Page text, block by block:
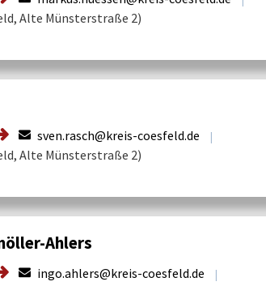
Alte Münsterstraße 2)
sven.rasch@kreis-coesfeld.de |
Alte Münsterstraße 2)
Ahlers
ingo.ahlers@kreis-coesfeld.de |